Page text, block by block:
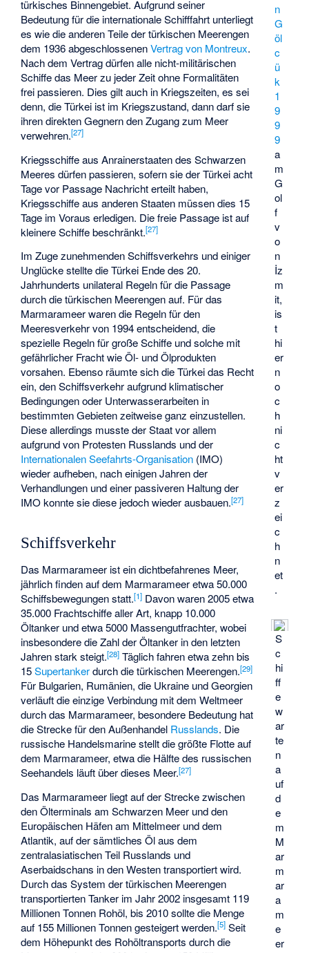
n
G
öl
c
ü
k
1
9
9
9
a
m
G
ol
f
v
o
n
İz
m
it,
is
t
hi
er
n
o
c
h
ni
c
ht
v
er
z
ei
c
h
n
et
.
S
c
hi
ff
e
w
ar
te
n
a
uf
d
e
m
M
ar
m
ar
a
m
e
er
türkisches Binnengebiet. Aufgrund seiner
Bedeutung für die internationale Schifffahrt unterliegt
es wie die anderen Teile der türkischen Meerengen
dem 1936 abgeschlossenenVertrag von Montreux.
Nach dem Vertrag dürfen alle nicht-militärischen
Schiffe das Meer zu jeder Zeit ohne Formalitäten
frei passieren. Dies gilt auch in Kriegszeiten, es sei
denn, die Türkei ist im Kriegszustand, dann darf sie
ihren direkten Gegnern den Zugang zum Meer
verwehren.[27]
Kriegsschiffe aus Anrainerstaaten des Schwarzen
Meeres dürfen passieren, sofern sie der Türkei acht
Tage vor Passage Nachricht erteilt haben,
Kriegsschiffe aus anderen Staaten müssen dies 15
Tage im Voraus erledigen. Die freie Passage ist auf
kleinere Schiffe beschränkt.[27]
Im Zuge zunehmenden Schiffsverkehrs und einiger
Unglücke stellte die Türkei Ende des 20.
Jahrhunderts unilateral Regeln für die Passage
durch die türkischen Meerengen auf. Für das
Marmarameer waren die Regeln für den
Meeresverkehr von 1994 entscheidend, die
spezielle Regeln für große Schiffe und solche mit
gefährlicher Fracht wie Öl- und Ölprodukten
vorsahen. Ebenso räumte sich die Türkei das Recht
ein, den Schiffsverkehr aufgrund klimatischer
Bedingungen oder Unterwasserarbeiten in
bestimmten Gebieten zeitweise ganz einzustellen.
Diese allerdings musste der Staat vor allem
aufgrund von Protesten Russlands und der
Internationalen Seefahrts-Organisation (IMO)
wieder aufheben, nach einigen Jahren der
Verhandlungen und einer passiveren Haltung der
IMO konnte sie diese jedoch wieder ausbauen.[27]
Schiffsverkehr
Das Marmarameer ist ein dichtbefahrenes Meer,
jährlich finden auf dem Marmarameer etwa 50.000
Schiffsbewegungen statt.[1] Davon waren 2005 etwa
35.000 Frachtschiffe aller Art, knapp 10.000
Öltanker und etwa 5000 Massengutfrachter, wobei
insbesondere die Zahl der Öltanker in den letzten
Jahren stark steigt.[28] Täglich fahren etwa zehn bis
15Supertankerdurch die türkischen Meerengen.[29]
Für Bulgarien, Rumänien, die Ukraine und Georgien
verläuft die einzige Verbindung mit dem Weltmeer
durch das Marmarameer, besondere Bedeutung hat
die Strecke für den Außenhandel Russlands. Die
russische Handelsmarine stellt die größte Flotte auf
dem Marmarameer, etwa die Hälfte des russischen
Seehandels läuft über dieses Meer.[27]
Das Marmarameer liegt auf der Strecke zwischen
den Ölterminals am Schwarzen Meer und den
Europäischen Häfen am Mittelmeer und dem
Atlantik, auf der sämtliches Öl aus dem
zentralasiatischen Teil Russlands und
Aserbaidschans in den Westen transportiert wird.
Durch das System der türkischen Meerengen
transportierten Tanker im Jahr 2002 insgesamt 119
Millionen Tonnen Rohöl, bis 2010 sollte die Menge
auf 155 Millionen Tonnen gesteigert werden.[5] Seit
dem Höhepunkt des Rohöltransports durch die